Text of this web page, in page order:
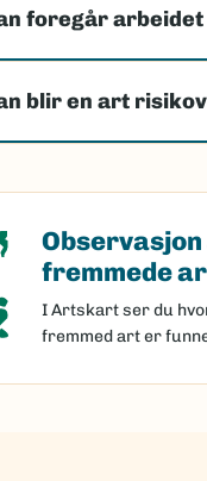
foregår
blir en art
Observasjon
fremmede
I Artskart ser du
fremmed art er
Observasjon av